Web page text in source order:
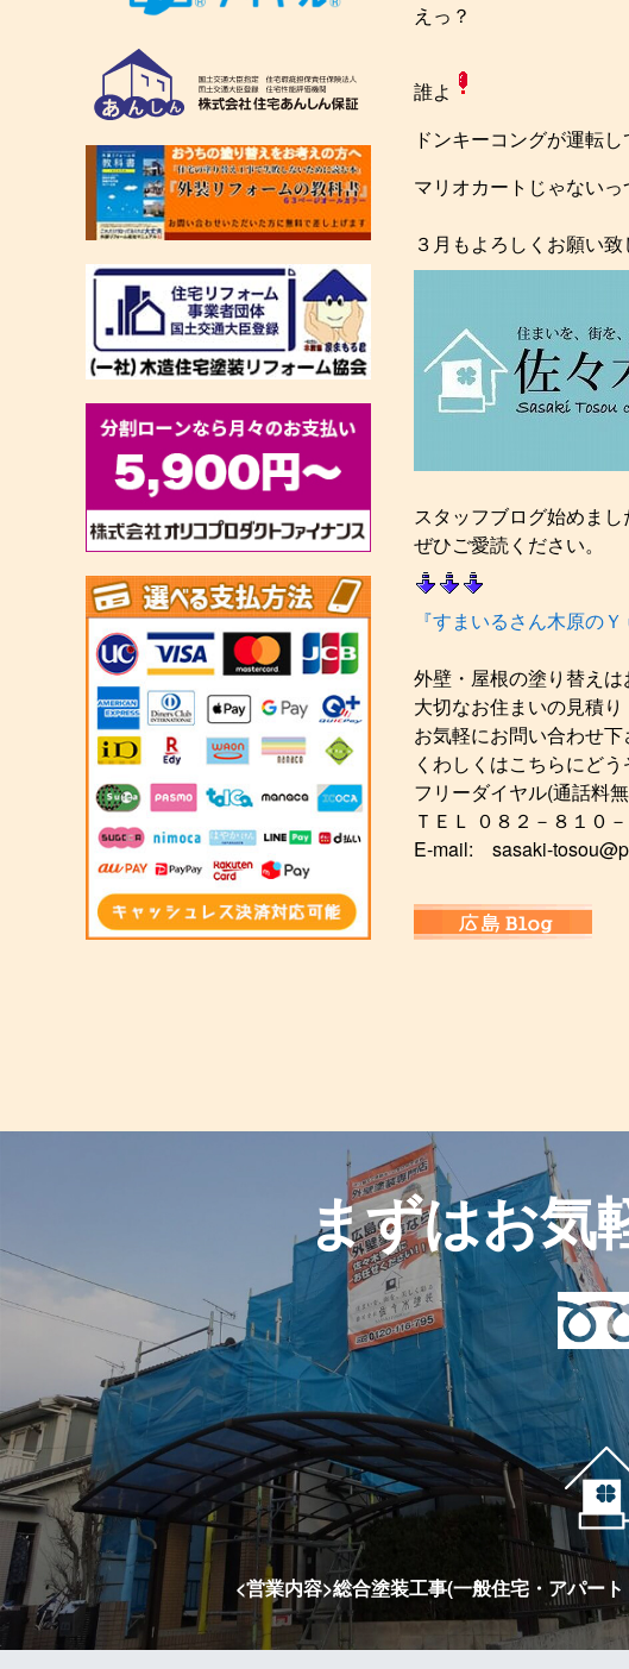
えっ？
誰よ
ドンキーコングが運転
マリオカートじゃない
３月もよろしくお願い致
スタッフブログ始めまし
ぜひご愛読ください。
『すまいるさん木原の
外壁・屋根の塗り替えは
大切なお住まいの見積り
お気軽にお問い合わせ下
くわしくはこちらにどう
フリーダイヤル(通話料
ＴＥＬ ０８２－８１０
E-mail: sasaki-
まずはお気
<営業内容>総合塗装工事(一般住宅・アパー